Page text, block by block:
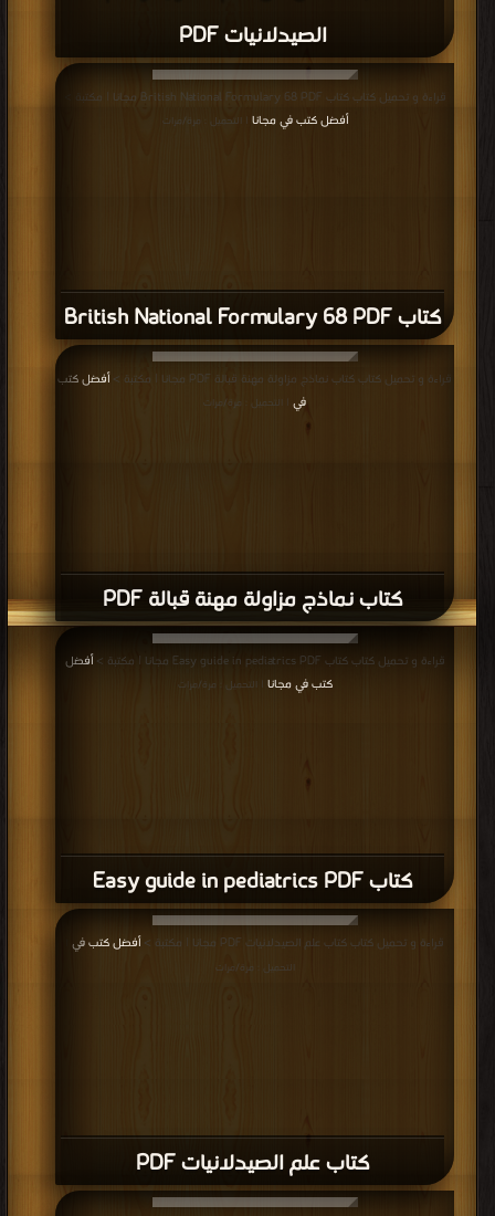
الصيدلانيات PDF
كتاب British National Formulary 68 PDF
قراءة و تحميل كتاب كتاب British National Formulary 68 PDF مجانا | مكتبة >
أفضل كتب في مجانا | التحميل : مرة/مرات
كتاب نماذج مزاولة مهنة قبالة PDF
قراءة و تحميل كتاب كتاب نماذج مزاولة مهنة قبالة PDF مجانا | مكتبة >
أفضل كتب
في
| التحميل : مرة/مرات
كتاب Easy guide in pediatrics PDF
قراءة و تحميل كتاب كتاب Easy guide in pediatrics PDF مجانا | مكتبة >
أفضل
كتب في مجانا | التحميل : مرة/مرات
كتاب علم الصيدلانيات PDF
قراءة و تحميل كتاب كتاب علم الصيدلانيات PDF مجانا | مكتبة > أفضل كتب في
التحميل : مرة/مرات